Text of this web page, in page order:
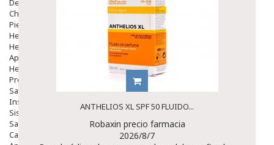
Chicles
Piel
Herpes Y Hongos
Heridas Y úlceras
Aparato Genital
Hemorroides
Protectores Y Emolientes
Salud
Insomnio
Sistema Nervioso
Salud Bucodental
Capilar
ANTHELIOS XL SPF 50 FLUIDO...
Robaxin precio farmacia
2026/8/7